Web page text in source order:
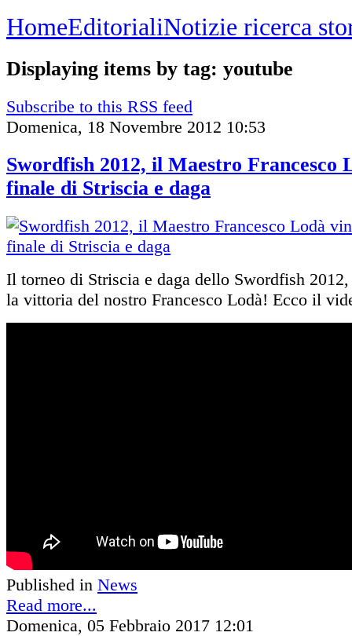
HomeEditorialiNotizie ricerca
Displaying items by tag: youtube
Subscribe to this RSS feed
Domenica, 18 Novembre 2012 10:53
Swordfish 2012, il Maestro Francesco
finale di Striscia e daga
Il torneo di Striscia e daga dello Swordfish
la vittoria del nostro Francesco Lodà! Ecco il
Published in News
Read more...
Domenica, 05 Febbraio 2017 12:01